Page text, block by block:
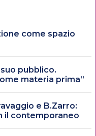
come spazio
pubblico.
materia prima”
e B.Zarro:
il contemporaneo